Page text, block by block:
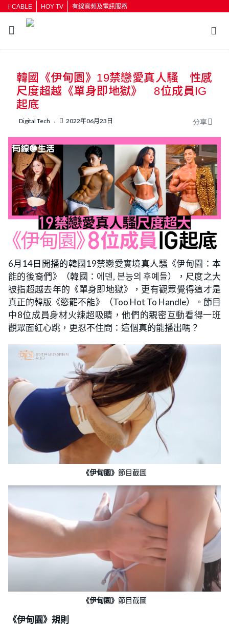
i-CABLE HOY TV 有線寬頻及電訊服務
按輸入鍵開始搜尋
韓國《伊甸園》19禁戀愛真人騷 性感
尺度超越《單身即地獄》 8位成員IG
起底
Digital Tech 2022年06月23日 分享
6月14日開播的韓國19禁戀愛實境真人騷《伊甸園：本
能的後裔們》（韓國：에덴, 본능의 후예들），尺度之大
被指超越去年的《單身即地獄》，更有觀眾覺得這才是
真正的韓版《慾罷不能》（Too Hot To Handle）。節目
中8位成員身材火辣超吸睛，他們的親密互動看得一班
觀眾面紅心跳，更忍不住問：這個真的能播出嗎？
《伊甸園》 節目截圖
《伊甸園》 節目截圖
《伊甸園》規則